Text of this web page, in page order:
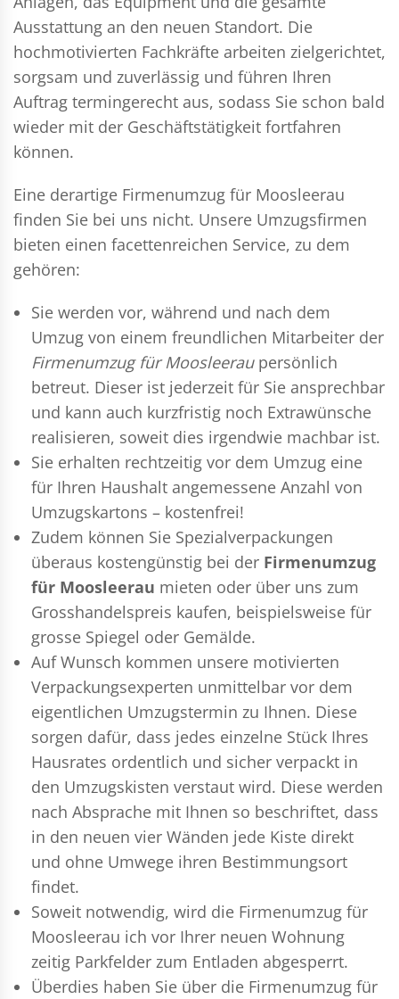
Ausstattung an den neuen Standort. Die
hochmotivierten Fachkräfte arbeiten zielgerichtet,
sorgsam und zuverlässig und führen Ihren
Auftrag termingerecht aus, sodass Sie schon bald
wieder mit der Geschäftstätigkeit fortfahren
können.
Eine derartige Firmenumzug für Moosleerau
finden Sie bei uns nicht. Unsere Umzugsfirmen
bieten einen facettenreichen Service, zu dem
gehören:
Sie werden vor, während und nach dem
Umzug von einem freundlichen Mitarbeiter der
Firmenumzug für Moosleeraupersönlich
betreut. Dieser ist jederzeit für Sie ansprechbar
und kann auch kurzfristig noch Extrawünsche
realisieren, soweit dies irgendwie machbar ist.
Sie erhalten rechtzeitig vor dem Umzug eine
für Ihren Haushalt angemessene Anzahl von
Umzugskartons – kostenfrei!
Zudem können Sie Spezialverpackungen
überaus kostengünstig bei der Firmenumzug
für Moosleerau mieten oder über uns zum
Grosshandelspreis kaufen, beispielsweise für
grosse Spiegel oder Gemälde.
Auf Wunsch kommen unsere motivierten
Verpackungsexperten unmittelbar vor dem
eigentlichen Umzugstermin zu Ihnen. Diese
sorgen dafür, dass jedes einzelne Stück Ihres
Hausrates ordentlich und sicher verpackt in
den Umzugskisten verstaut wird. Diese werden
nach Absprache mit Ihnen so beschriftet, dass
in den neuen vier Wänden jede Kiste direkt
und ohne Umwege ihren Bestimmungsort
findet.
Soweit notwendig, wird die Firmenumzug für
Moosleerau ich vor Ihrer neuen Wohnung
zeitig Parkfelder zum Entladen abgesperrt.
Überdies haben Sie über die Firmenumzug für